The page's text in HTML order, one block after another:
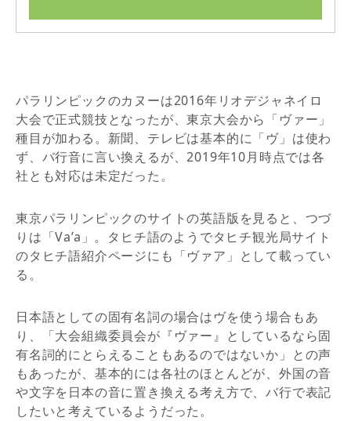
パラリンピックのカヌーは2016年リオデジャネイロ
大会で正式競技となったが、東京大会から「ヴァー」
種目が加わる。新聞、テレビは基本的に「ヴ」は使わ
ず、バ行音に言い換えるが、2019年10月時点では各
社とも対応は未定だった。
東京パラリンピックのサイトの英語版を見ると、つづ
りは「Va’a」。タヒチ語のようでタヒチ観光局サイト
のタヒチ語紹介ページにも「ヴァア」として載ってい
る。
日本語としての固有名詞の場合はヴを使う場合もあ
り、「大会組織委員会が『ヴァー』としているなら固
有名詞的にとらえることもあるのではないか」との声
もあったが、基本的には各社のほとんどが、外国の音
や文字を日本の音に置き換える考え方で、バ行で表記
したいと考えているようだった。